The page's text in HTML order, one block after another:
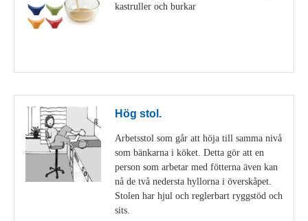
kastruller och burkar
Hög stol.
Arbetsstol som går att höja till samma nivå
som bänkarna i köket. Detta gör att en
person som arbetar med fötterna även kan
nå de två nedersta hyllorna i överskåpet.
Stolen har hjul och reglerbart ryggstöd och
sits.